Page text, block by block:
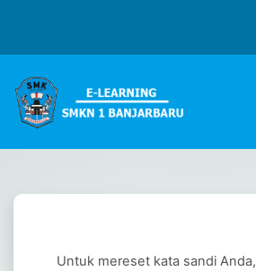
Untuk mereset kata sandi